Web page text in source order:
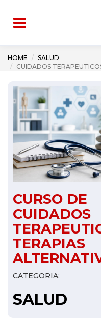
HOME
SALUD
CUIDADOS
CURSO DE
CUIDADOS
TERAPIAS
CATEGORIA:
SALUD